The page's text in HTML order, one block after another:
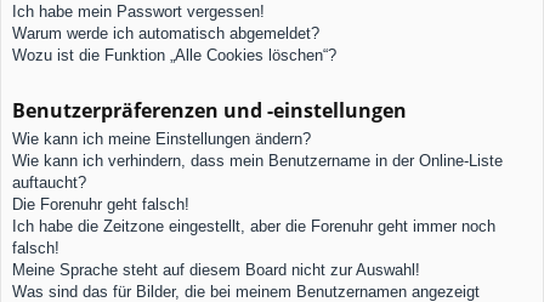
Ich habe mein Passwort vergessen!
Warum werde ich automatisch abgemeldet?
Wozu ist die Funktion „Alle Cookies löschen“?
Benutzerpräferenzen und -einstellungen
Wie kann ich meine Einstellungen ändern?
Wie kann ich verhindern, dass mein Benutzername in der Online-Liste
auftaucht?
Die Forenuhr geht falsch!
Ich habe die Zeitzone eingestellt, aber die Forenuhr geht immer noch
falsch!
Meine Sprache steht auf diesem Board nicht zur Auswahl!
Was sind das für Bilder, die bei meinem Benutzernamen angezeigt